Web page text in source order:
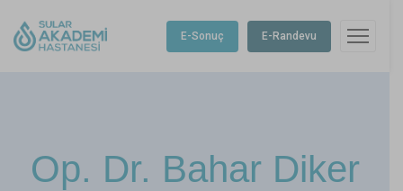
E-Sonuç E-Randevu
Op. Dr. Bahar Diker